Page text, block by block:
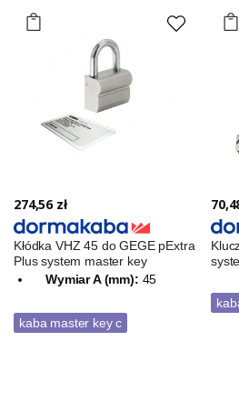
274,56 zł
Kłódka VHZ 45 do GEGE pExtra
Plus system master key
Wymiar A (mm): 45
kaba master key c